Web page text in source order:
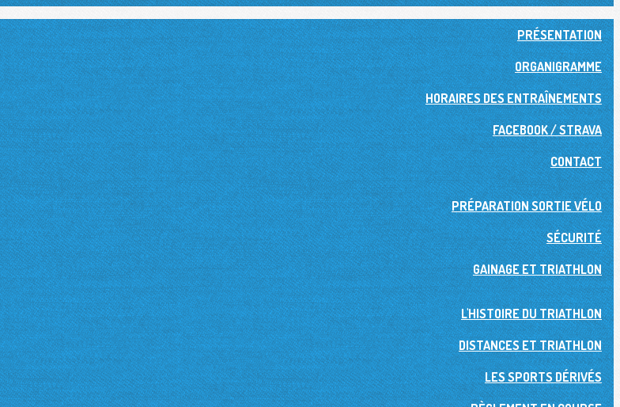
PRÉSENTATION
ORGANIGRAMME
HORAIRES DES ENTRAÎNEMENTS
FACEBOOK / STRAVA
CONTACT
PRÉPARATION SORTIE VÉLO
SÉCURITÉ
GAINAGE ET TRIATHLON
L'HISTOIRE DU TRIATHLON
DISTANCES ET TRIATHLON
LES SPORTS DÉRIVÉS